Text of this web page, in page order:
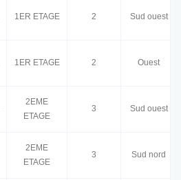
1ER ETAGE 2 Sud ouest
1ER ETAGE 2 Ouest
2EME
ETAGE
3 Sud ouest
2EME
ETAGE
3 Sud nord